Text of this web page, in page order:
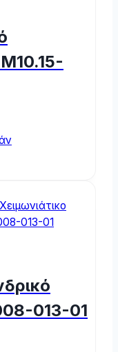
multiple
013-01